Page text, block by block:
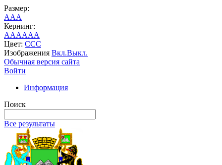
Размер:
AAA
Кернинг:
AAAAAA
Цвет: CCC
Изображения Вкл.Выкл.
Обычная версия сайта
Войти
Информация
Поиск
Все результаты